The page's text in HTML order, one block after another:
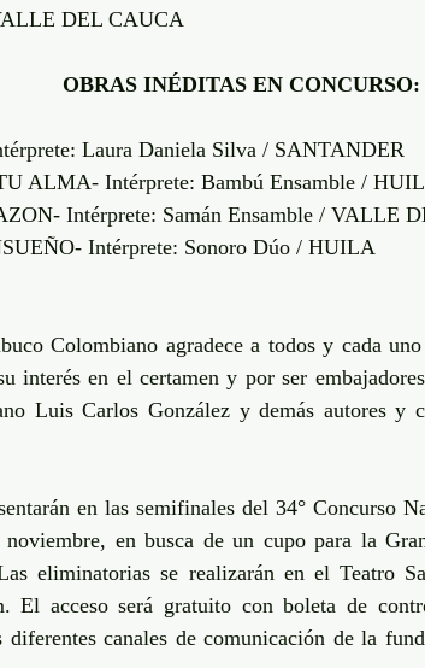
DEL CAUCA
OBRAS INÉDITAS EN CONCURSO:
Laura Daniela Silva / SANTANDER
ALMA- Intérprete: Bambú Ensamble /
Intérprete: Samán Ensamble / VALLE
Intérprete: Sonoro Dúo / HUILA
Colombiano agradece a todos y cada
interés en el certamen y por ser
Luis Carlos González y demás autores y
en las semifinales del 34° Concurso
en busca de un cupo para la
eliminatorias se realizarán en el Teatro
El acceso será gratuito con boleta de
diferentes canales de comunicación de la